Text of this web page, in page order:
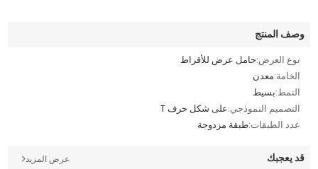
وصف المنتج
نوع العرض:حامل عرض للأقراط
الخامة:معدن
النمط:بسيط
التصميم النموذجي:على شكل حرف T
عدد الطبقات:طبقة مزدوجة
قد يعجبك عرض المزيد